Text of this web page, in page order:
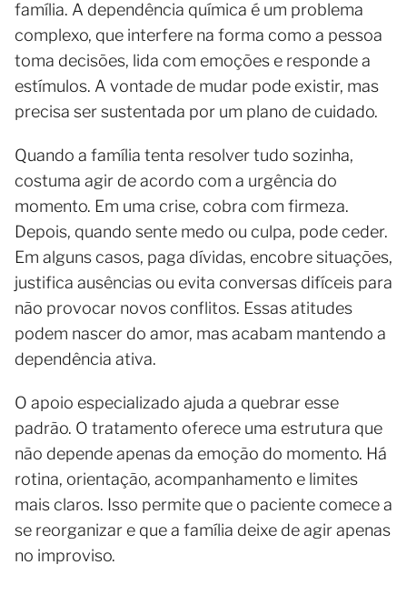
família. A dependência química é um problema
complexo, que interfere na forma como a pessoa
toma decisões, lida com emoções e responde a
estímulos. A vontade de mudar pode existir, mas
precisa ser sustentada por um plano de cuidado.
Quando a família tenta resolver tudo sozinha,
costuma agir de acordo com a urgência do
momento. Em uma crise, cobra com firmeza.
Depois, quando sente medo ou culpa, pode ceder.
Em alguns casos, paga dívidas, encobre situações,
justifica ausências ou evita conversas difíceis para
não provocar novos conflitos. Essas atitudes
podem nascer do amor, mas acabam mantendo a
dependência ativa.
O apoio especializado ajuda a quebrar esse
padrão. O tratamento oferece uma estrutura que
não depende apenas da emoção do momento. Há
rotina, orientação, acompanhamento e limites
mais claros. Isso permite que o paciente comece a
se reorganizar e que a família deixe de agir apenas
no improviso.